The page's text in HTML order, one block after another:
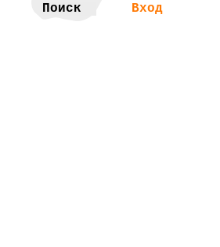
Вход